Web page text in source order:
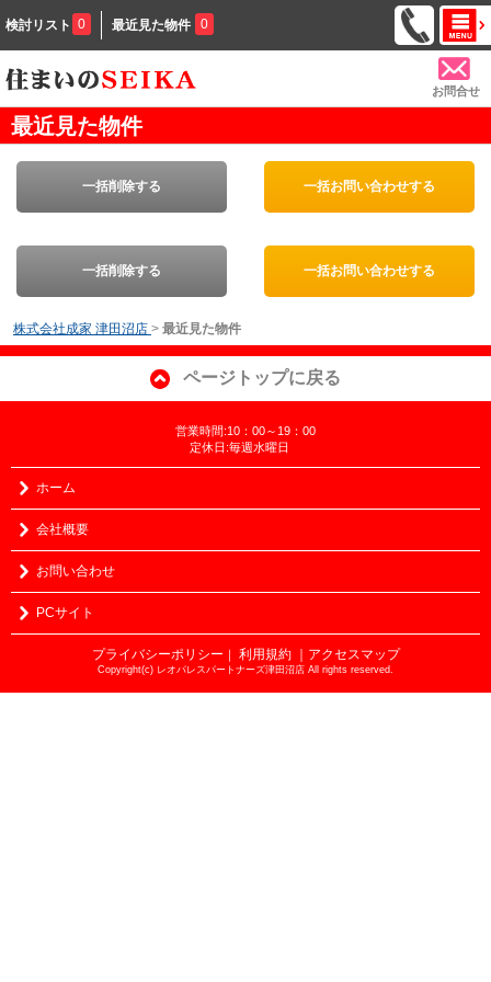
検討リスト 0 最近見た物件 0
お問合せ
最近見た物件
一括削除する 一括お問い合わせする
一括削除する 一括お問い合わせする
株式会社成家 津田沼店 > 最近見た物件
ページトップに戻る
営業時間:10：00～19：00
定休日:毎週水曜日
ホーム
会社概要
お問い合わせ
PCサイト
プライバシーポリシー ｜ 利用規約 ｜アクセスマップ
Copyright(c) レオパレスパートナーズ津田沼店 All rights reserved.